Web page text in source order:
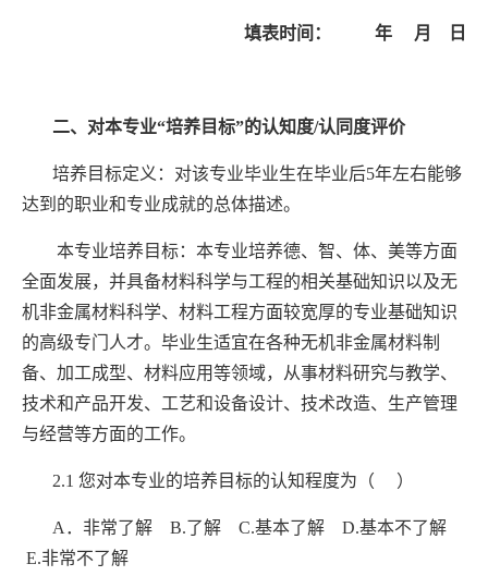
填表时间： 年 月 日
二、对本专业“培养目标”的认知度/认同度评价
培养目标定义：对该专业毕业生在毕业后5年左右能够
达到的职业和专业成就的总体描述。
本专业培养目标：本专业培养德、智、体、美等方面
全面发展，并具备材料科学与工程的相关基础知识以及无
机非金属材料科学、材料工程方面较宽厚的专业基础知识
的高级专门人才。毕业生适宜在各种无机非金属材料制
备、加工成型、材料应用等领域，从事材料研究与教学、
技术和产品开发、工艺和设备设计、技术改造、生产管理
与经营等方面的工作。
2.1 您对本专业的培养目标的认知程度为（ ）
A ．非常了解 B.了解 C.基本了解 D.基本不了解
E.非常不了解